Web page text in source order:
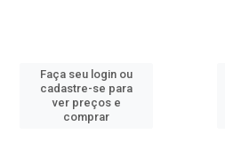
Faça seu login ou
cadastre-se para
ver preços e
comprar